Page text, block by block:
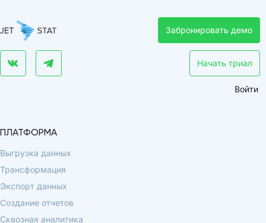
Забронировать демо
Начать триал
Войти
ПЛАТФОРМА
Выгрузка данных
Трансформация
Экспорт данных
Создание отчетов
Сквозная аналитика